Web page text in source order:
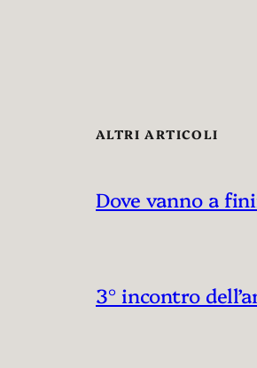
ALTRI ARTICOLI
Dove vanno a
3° incontro